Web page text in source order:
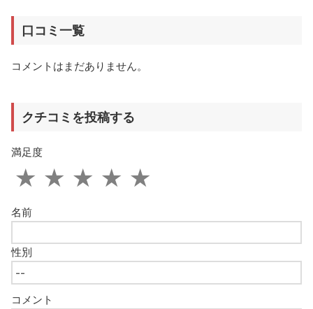
口コミ一覧
コメントはまだありません。
クチコミを投稿する
コメント
名前
性別
満足度
★
★
★
★
★